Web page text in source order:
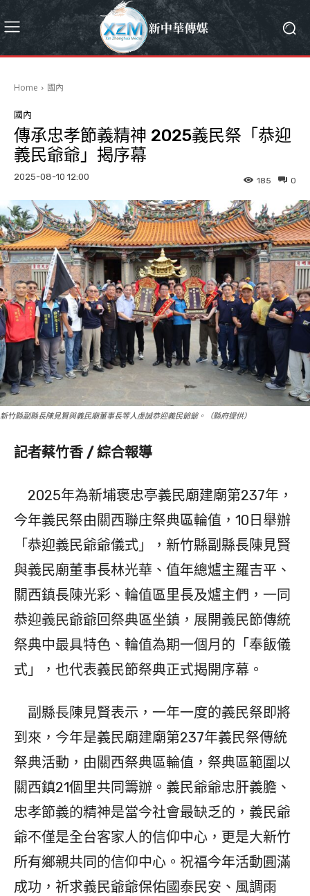
Home 國內
國內
傳承忠孝節義精神 2025義民祭「恭迎
義民爺爺」揭序幕
2025-08-10 12:00 0
185
新竹縣副縣長陳見賢與義民廟董事長等人虔誠恭迎義民爺爺。（縣府提供）
記者蔡竹香 / 綜合報導
2025年為新埔褒忠亭義民廟建廟第237年，
今年義民祭由關西聯庄祭典區輪值，10日舉辦
「恭迎義民爺爺儀式」，新竹縣副縣長陳見賢
與義民廟董事長林光華、值年總爐主羅吉平、
關西鎮長陳光彩、輪值區里長及爐主們，一同
恭迎義民爺爺回祭典區坐鎮，展開義民節傳統
祭典中最具特色、輪值為期一個月的「奉飯儀
式」，也代表義民節祭典正式揭開序幕。
副縣長陳見賢表示，一年一度的義民祭即將
到來，今年是義民廟建廟第237年義民祭傳統
祭典活動，由關西祭典區輪值，祭典區範圍以
關西鎮21個里共同籌辦。義民爺爺忠肝義膽、
忠孝節義的精神是當今社會最缺乏的，義民爺
爺不僅是全台客家人的信仰中心，更是大新竹
所有鄉親共同的信仰中心。祝福今年活動圓滿
成功，祈求義民爺爺保佑國泰民安、風調雨